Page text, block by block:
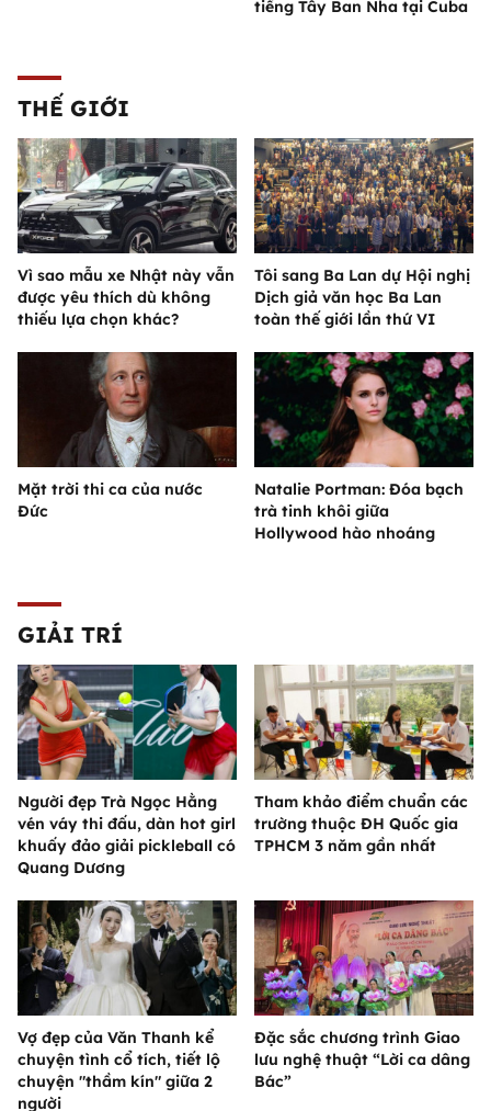
tiếng Tây Ban Nha tại Cuba
THẾ GIỚI
Vì sao mẫu xe Nhật này vẫn
được yêu thích dù không
thiếu lựa chọn khác?
Tôi sang Ba Lan dự Hội nghị
Dịch giả văn học Ba Lan
toàn thế giới lần thứ VI
Mặt trời thi ca của nước
Đức
Natalie Portman: Đóa bạch
trà tinh khôi giữa
Hollywood hào nhoáng
GIẢI TRÍ
Người đẹp Trà Ngọc Hằng
vén váy thi đấu, dàn hot girl
khuấy đảo giải pickleball có
Quang Dương
Tham khảo điểm chuẩn các
trường thuộc ĐH Quốc gia
TPHCM 3 năm gần nhất
Vợ đẹp của Văn Thanh kể
chuyện tình cổ tích, tiết lộ
chuyện "thầm kín" giữa 2
người
Đặc sắc chương trình Giao
lưu nghệ thuật “Lời ca dâng
Bác”